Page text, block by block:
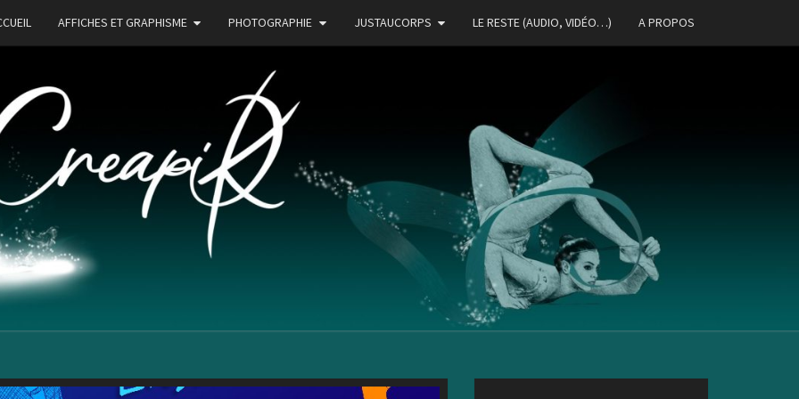
AFFICHES ET GRAPHISME PHOTOGRAPHIE JUSTAUCORPS LE RESTE (AUDIO, VIDÉO…) A PROPOS